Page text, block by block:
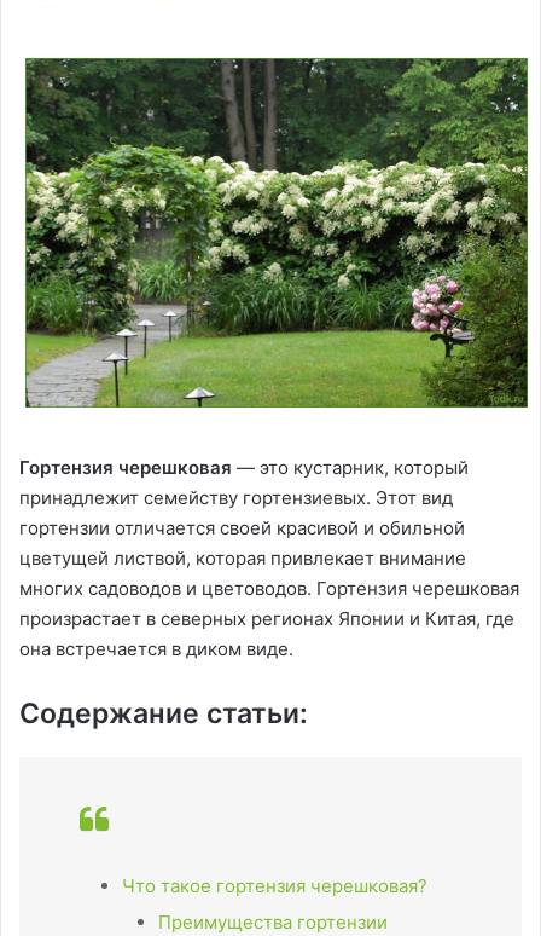
Гортензия черешковая — это кустарник, который
принадлежит семейству гортензиевых. Этот вид
гортензии отличается своей красивой и обильной
цветущей листвой, которая привлекает внимание
многих садоводов и цветоводов. Гортензия черешковая
произрастает в северных регионах Японии и Китая, где
она встречается в диком виде.
Содержание статьи:
Что такое гортензия черешковая?
Преимущества гортензии